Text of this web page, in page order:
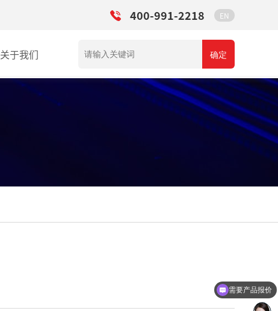
400-991-2218 EN
关于我们 确定
需要产品报价